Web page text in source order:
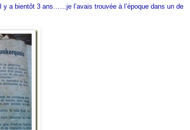
y a bientôt 3 ans……je l’avais trouvée à l’époque dans un de